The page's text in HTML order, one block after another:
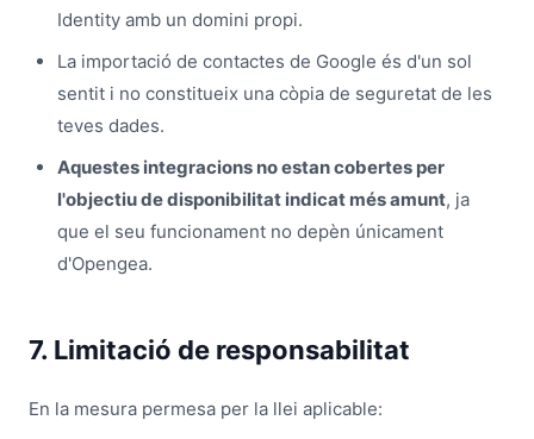
Identity amb un domini propi.
La importació de contactes de Google és d'un sol
sentit i no constitueix una còpia de seguretat de les
teves dades.
Aquestes integracions no estan cobertes per
l'objectiu de disponibilitat indicat més amunt, ja
que el seu funcionament no depèn únicament
d'Opengea.
7. Limitació de responsabilitat
En la mesura permesa per la llei aplicable: